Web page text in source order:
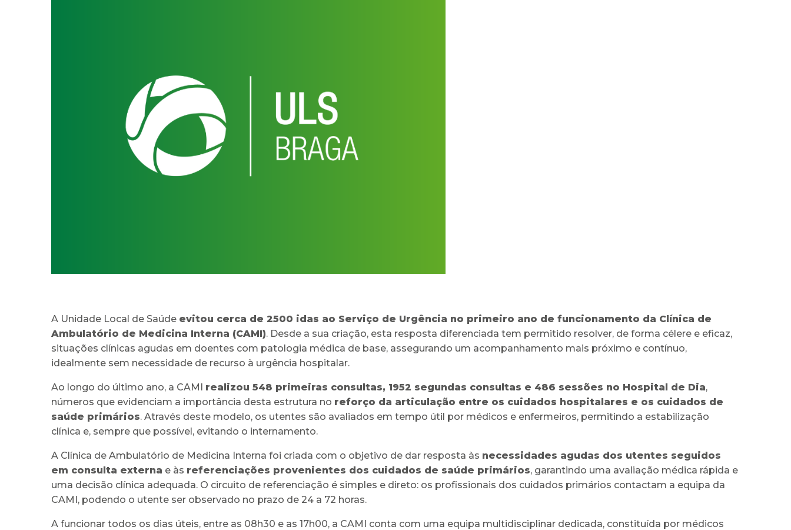
A Unidade Local de Saúde evitou cerca de 2500 idas ao Serviço de Urgência no primeiro ano de funcionamento da Clínica de
Ambulatório de Medicina Interna (CAMI). Desde a sua criação, esta resposta diferenciada tem permitido resolver, de forma célere e eficaz,
situações clínicas agudas em doentes com patologia médica de base, assegurando um acompanhamento mais próximo e contínuo,
idealmente sem necessidade de recurso à urgência hospitalar.
Ao longo do último ano, a CAMI realizou 548 primeiras consultas, 1952 segundas consultas e 486 sessões no Hospital de Dia,
números que evidenciam a importância desta estrutura no reforço da articulação entre os cuidados hospitalares e os cuidados de
saúde primários. Através deste modelo, os utentes são avaliados em tempo útil por médicos e enfermeiros, permitindo a estabilização
clínica e, sempre que possível, evitando o internamento.
A Clínica de Ambulatório de Medicina Interna foi criada com o objetivo de dar resposta às necessidades agudas dos utentes seguidos
em consulta externa e às referenciações provenientes dos cuidados de saúde primários, garantindo uma avaliação médica rápida e
uma decisão clínica adequada. O circuito de referenciação é simples e direto: os profissionais dos cuidados primários contactam a equipa da
CAMI, podendo o utente ser observado no prazo de 24 a 72 horas.
A funcionar todos os dias úteis, entre as 08h30 e as 17h00, a CAMI conta com uma equipa multidisciplinar dedicada, constituída por médicos